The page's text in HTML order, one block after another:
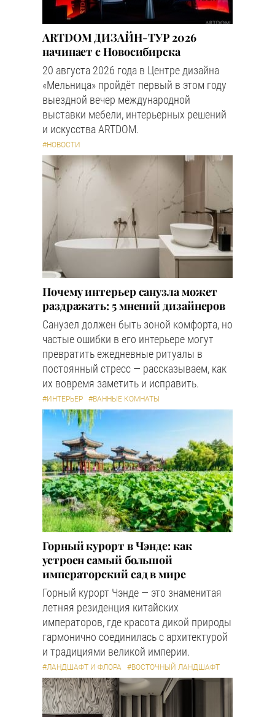
ARTDOM ДИЗАЙН-ТУР 2026
начинает с Новосибирска
20 августа 2026 года в Центре дизайна
«Мельница» пройдёт первый в этом году
выездной вечер международной
выставки мебели, интерьерных решений
и искусства ARTDOM.
#НОВОСТИ
Почему интерьер санузла может
раздражать: 5 мнений дизайнеров
Санузел должен быть зоной комфорта, но
частые ошибки в его интерьере могут
превратить ежедневные ритуалы в
постоянный стресс — рассказываем, как
их вовремя заметить и исправить.
#ИНТЕРЬЕР #ВАННЫЕ КОМНАТЫ
Горный курорт в Чэнде: как
устроен самый большой
императорский сад в мире
Горный курорт Чэнде — это знаменитая
летняя резиденция китайских
императоров, где красота дикой природы
гармонично соединилась с архитектурой
и традициями великой империи.
#ЛАНДШАФТ И ФЛОРА #ВОСТОЧНЫЙ ЛАНДШАФТ